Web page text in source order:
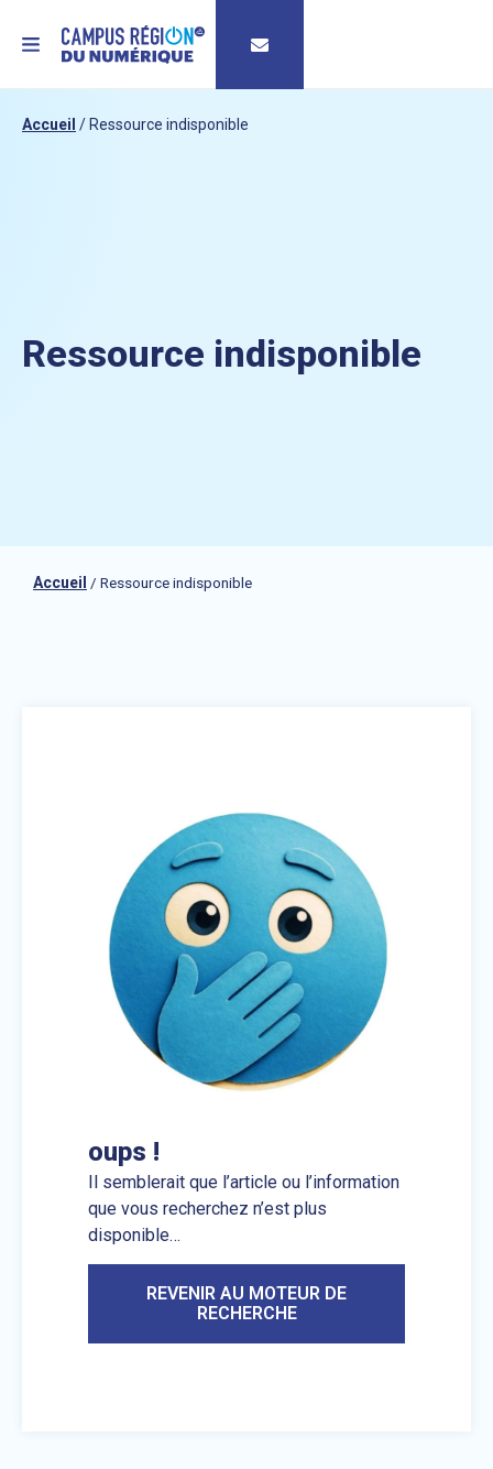
MENU
Accueil / Ressource indisponible
Ressource indisponible
Accueil / Ressource indisponible
oups !
Il semblerait que l’article ou l’information
que vous recherchez n’est plus
disponible…
REVENIR AU MOTEUR DE
RECHERCHE